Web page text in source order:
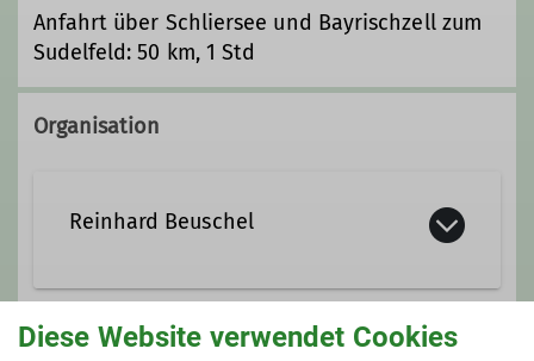
Anfahrt über Schliersee und Bayrischzell zum
Sudelfeld: 50 km, 1 Std
Organisation
Reinhard Beuschel
Diese Website verwendet Cookies